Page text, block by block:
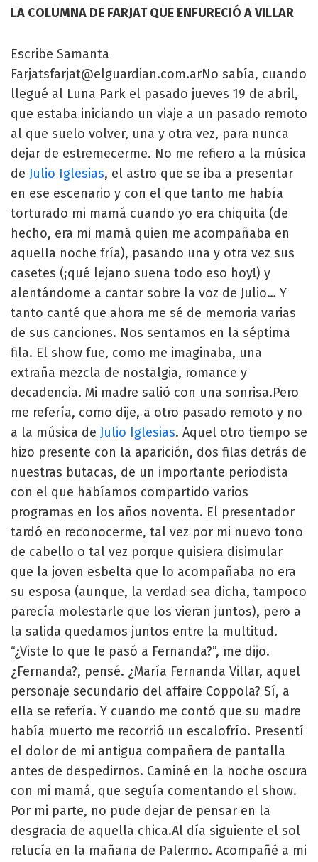
LA COLUMNA DE FARJAT QUE ENFURECIÓ A VILLAR
Escribe Samanta
Farjatsfarjat@elguardian.com.arNo sabía, cuando
llegué al Luna Park el pasado jueves 19 de abril,
que estaba iniciando un viaje a un pasado remoto
al que suelo volver, una y otra vez, para nunca
dejar de estremecerme. No me refiero a la música
de Julio Iglesias, el astro que se iba a presentar
en ese escenario y con el que tanto me había
torturado mi mamá cuando yo era chiquita (de
hecho, era mi mamá quien me acompañaba en
aquella noche fría), pasando una y otra vez sus
casetes (¡qué lejano suena todo eso hoy!) y
alentándome a cantar sobre la voz de Julio… Y
tanto canté que ahora me sé de memoria varias
de sus canciones. Nos sentamos en la séptima
fila. El show fue, como me imaginaba, una
extraña mezcla de nostalgia, romance y
decadencia. Mi madre salió con una sonrisa.Pero
me refería, como dije, a otro pasado remoto y no
a la música de Julio Iglesias. Aquel otro tiempo se
hizo presente con la aparición, dos filas detrás de
nuestras butacas, de un importante periodista
con el que habíamos compartido varios
programas en los años noventa. El presentador
tardó en reconocerme, tal vez por mi nuevo tono
de cabello o tal vez porque quisiera disimular
que la joven esbelta que lo acompañaba no era
su esposa (aunque, la verdad sea dicha, tampoco
parecía molestarle que los vieran juntos), pero a
la salida quedamos juntos entre la multitud.
“¿Viste lo que le pasó a Fernanda?”, me dijo.
¿Fernanda?, pensé. ¿María Fernanda Villar, aquel
personaje secundario del affaire Coppola? Sí, a
ella se refería. Y cuando me contó que su madre
había muerto me recorrió un escalofrío. Presentí
el dolor de mi antigua compañera de pantalla
antes de despedirnos. Caminé en la noche oscura
con mi mamá, que seguía comentando el show.
Por mi parte, no pude dejar de pensar en la
desgracia de aquella chica.Al día siguiente el sol
relucía en la mañana de Palermo. Acompañé a mi